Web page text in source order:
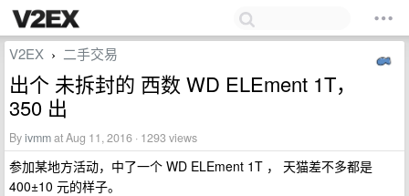
V2EX › 二手交易
出个 未拆封的 西数 WD ELEment 1T，
350 出
Byivmmat Aug 11, 2016 · 1293 views
参加某地方活动，中了一个 WD ELEment 1T ， 天猫差不多都是
400±10 元的样子。